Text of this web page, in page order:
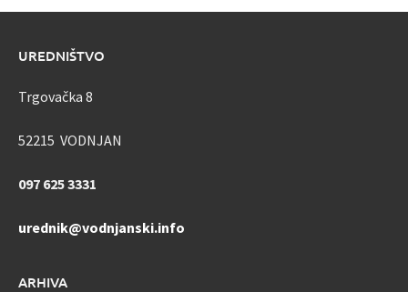
UREDNIŠTVO
Trgovačka 8
52215 VODNJAN
097 625 3331
urednik@vodnjanski.info
ARHIVA